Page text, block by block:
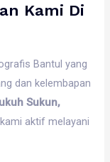
Kami Di
Bantul yang
dan kelembapan
Sukun,
aktif melayani